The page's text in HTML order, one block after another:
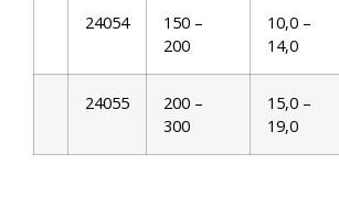
24054
150 –
200
10,0 –
14,0
24055
200 –
300
15,0 –
19,0